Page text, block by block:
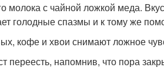
молока с чайной ложкой меда.
голодные спазмы и к тому же
кофе и хвои снимают ложное
переесть, напомнив, что пора